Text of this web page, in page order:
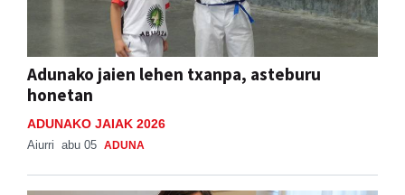
Adunako jaien lehen txanpa, asteburu
honetan
ADUNAKO JAIAK 2026
Aiurri abu 05 ADUNA